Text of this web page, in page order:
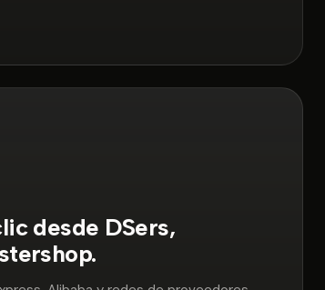
desde DSers,